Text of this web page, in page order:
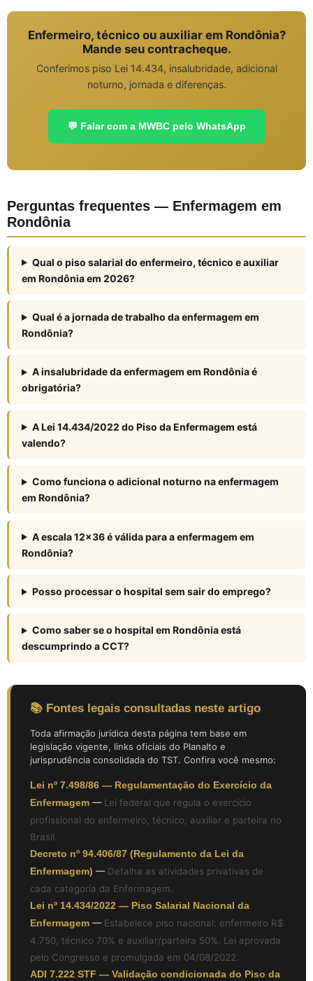
Enfermeiro, técnico ou auxiliar em Rondônia?
Mande seu contracheque.
Conferimos piso Lei 14.434, insalubridade, adicional
noturno, jornada e diferenças.
💬 Falar com a MWBC pelo WhatsApp
Perguntas frequentes — Enfermagem em
Rondônia
Qual o piso salarial do enfermeiro, técnico e auxiliar
em Rondônia em 2026?
Qual é a jornada de trabalho da enfermagem em
Rondônia?
A insalubridade da enfermagem em Rondônia é
obrigatória?
A Lei 14.434/2022 do Piso da Enfermagem está
valendo?
Como funciona o adicional noturno na enfermagem
em Rondônia?
A escala 12×36 é válida para a enfermagem em
Rondônia?
Posso processar o hospital sem sair do emprego?
Como saber se o hospital em Rondônia está
descumprindo a CCT?
📚 Fontes legais consultadas neste artigo
Toda afirmação jurídica desta página tem base em
legislação vigente, links oficiais do Planalto e
jurisprudência consolidada do TST. Confira você mesmo:
Lei nº 7.498/86 — Regulamentação do Exercício da
Enfermagem — Lei federal que regula o exercício
profissional do enfermeiro, técnico, auxiliar e parteira no
Brasil.
Decreto nº 94.406/87 (Regulamento da Lei da
Enfermagem) — Detalha as atividades privativas de
cada categoria da Enfermagem.
Lei nº 14.434/2022 — Piso Salarial Nacional da
Enfermagem — Estabelece piso nacional: enfermeiro R$
4.750, técnico 70% e auxiliar/parteira 50%. Lei aprovada
pelo Congresso e promulgada em 04/08/2022.
ADI 7.222 STF — Validação condicionada do Piso da